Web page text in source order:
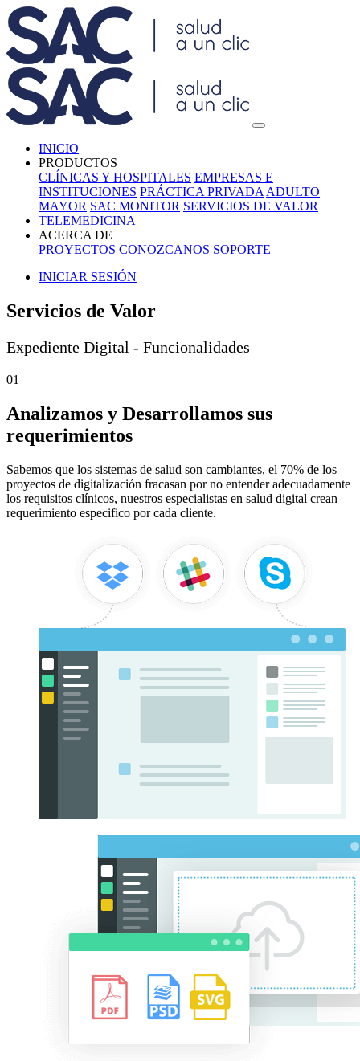
INICIO
PRODUCTOS
CLÍNICAS Y HOSPITALES EMPRESAS E
INSTITUCIONES PRÁCTICA PRIVADA ADULTO
MAYOR SAC MONITOR SERVICIOS DE VALOR
TELEMEDICINA
ACERCA DE
PROYECTOS CONOZCANOS SOPORTE
INICIAR SESIÓN
Servicios de Valor
Expediente Digital - Funcionalidades
01
Analizamos y Desarrollamos sus
requerimientos
Sabemos que los sistemas de salud son cambiantes, el 70% de los
proyectos de digitalización fracasan por no entender adecuadamente
los requisitos clínicos, nuestros especialistas en salud digital crean
requerimiento especifico por cada cliente.